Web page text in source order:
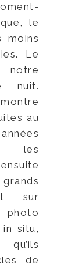
le
moins
Le
notre
nuit.
au
les
sur
situ,
de